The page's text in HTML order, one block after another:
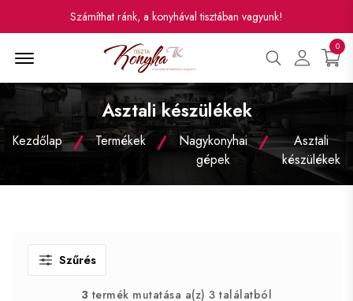
Számíthat ránk, a konyhával tisztában vagyunk!
0
Asztali készülékek
Kezdőlap Termékek
Nagykonyhai
gépek
Asztali
készülékek
Szűrés
3 termék mutatása a(z) 3 találatból